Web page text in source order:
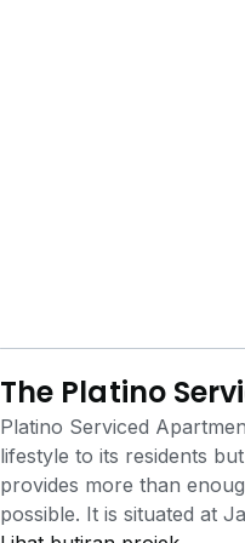
The Platino
Platino Serviced
lifestyle to its residents
provides more than
possible. It is situated at